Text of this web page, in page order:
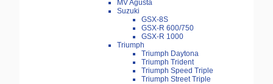
MV Agusta
Suzuki
GSX-8S
GSX-R 600/750
GSX-R 1000
Triumph
Triumph Daytona
Triumph Trident
Triumph Speed Triple
Triumph Street Triple